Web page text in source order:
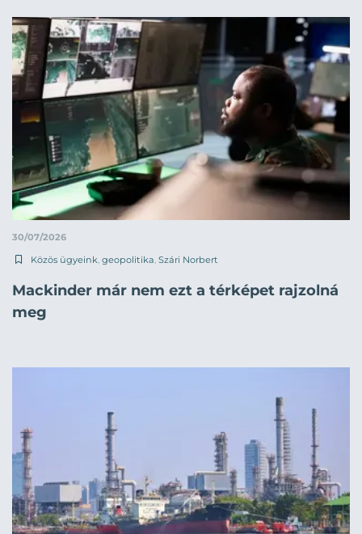
30/07/2026
Közös ügyeink, geopolitika, Szári Norbert
Mackinder már nem ezt a térképet rajzolná
meg